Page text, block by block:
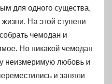
для одного существа,
жизни. На этой ступени
чемодан и
Но никакой чемодан
неизмеримую любовь и
и заняли